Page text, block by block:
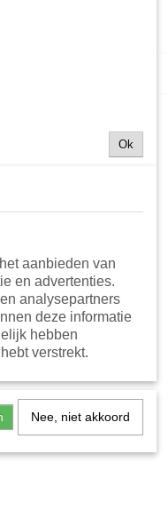
Ok
aanbieden van
en advertenties.
analysepartners
deze informatie
hebben
verstrekt.
Nee, niet akkoord